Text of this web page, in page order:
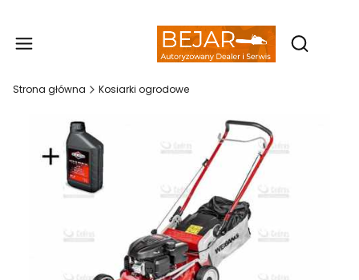
Otwórz
Strona główna Kosiarki ogrodowe